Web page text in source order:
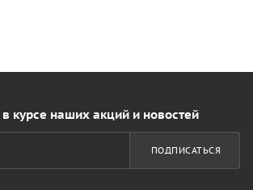
в курсе наших акций и новостей
ПОДПИСАТЬСЯ